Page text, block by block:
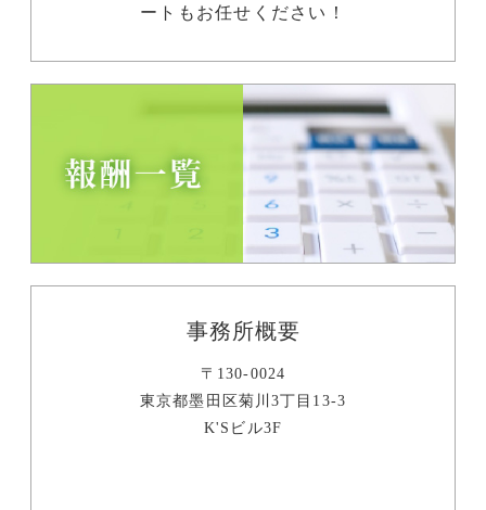
ートもお任せください！
事務所概要
〒130-0024
東京都墨田区菊川3丁目13-3
K'Sビル3F